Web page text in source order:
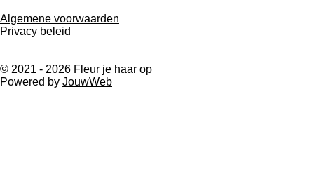
Algemene voorwaarden
Privacy beleid
© 2021 - 2026 Fleur je haar op
Powered by JouwWeb